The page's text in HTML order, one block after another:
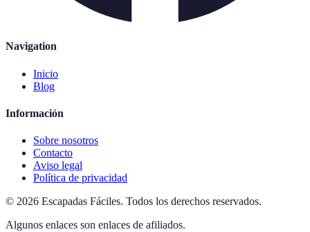
Navigation
Inicio
Blog
Información
Sobre nosotros
Contacto
Aviso legal
Política de privacidad
© 2026 Escapadas Fáciles. Todos los derechos reservados.
Algunos enlaces son enlaces de afiliados.